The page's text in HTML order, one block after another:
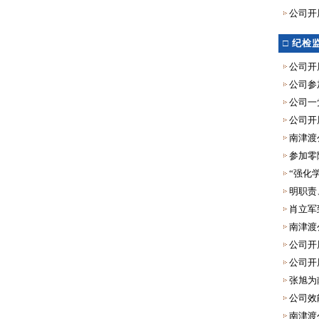
公司开
□ 纪检
公司开
公司参
公司一
公司开
南津渡
参加零
“强化
明职
肖立
南津渡
公司开
公司开
张旭为
公司效
南津渡